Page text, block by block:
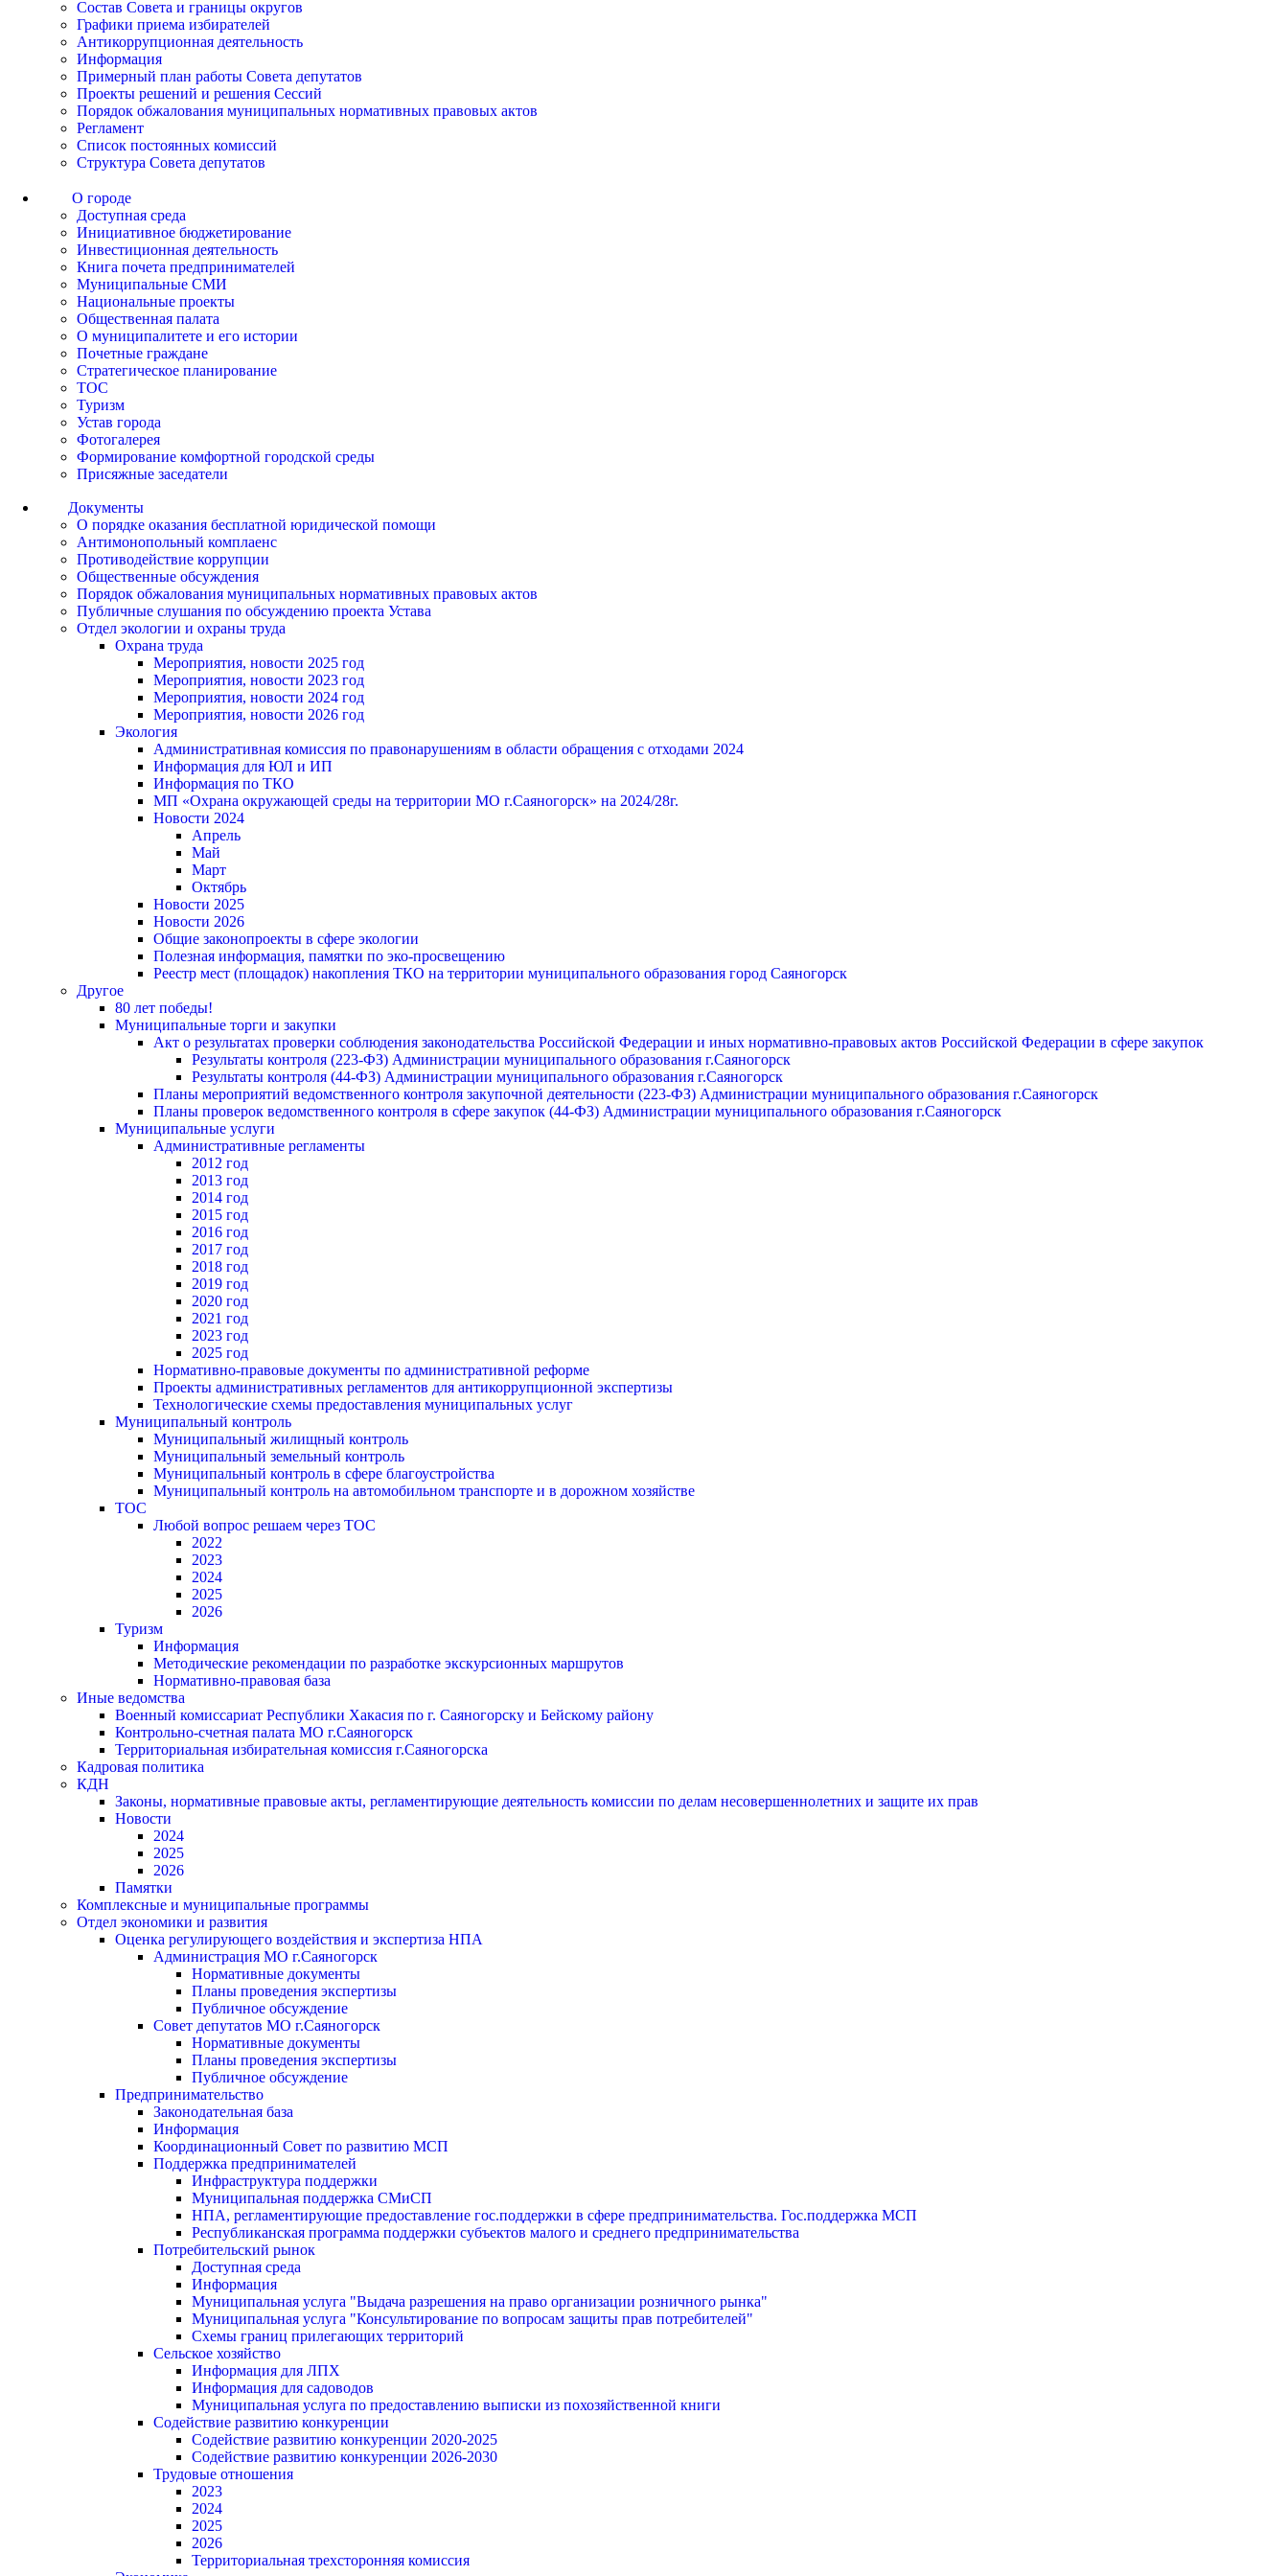
Состав Совета и границы округов
Графики приема избирателей
Антикоррупционная деятельность
Информация
Примерный план работы Совета депутатов
Проекты решений и решения Сессий
Порядок обжалования муниципальных нормативных правовых актов
Регламент
Список постоянных комиссий
Структура Совета депутатов
О городе
Доступная среда
Инициативное бюджетирование
Инвестиционная деятельность
Книга почета предпринимателей
Муниципальные СМИ
Национальные проекты
Общественная палата
О муниципалитете и его истории
Почетные граждане
Стратегическое планирование
ТОС
Туризм
Устав города
Фотогалерея
Формирование комфортной городской среды
Присяжные заседатели
Документы
О порядке оказания бесплатной юридической помощи
Антимонопольный комплаенс
Противодействие коррупции
Общественные обсуждения
Порядок обжалования муниципальных нормативных правовых актов
Публичные слушания по обсуждению проекта Устава
Отдел экологии и охраны труда
Охрана труда
Мероприятия, новости 2025 год
Мероприятия, новости 2023 год
Мероприятия, новости 2024 год
Мероприятия, новости 2026 год
Экология
Административная комиссия по правонарушениям в области обращения с отходами 2024
Информация для ЮЛ и ИП
Информация по ТКО
МП «Охрана окружающей среды на территории МО г.Саяногорск» на 2024/28г.
Новости 2024
Апрель
Май
Март
Октябрь
Новости 2025
Новости 2026
Общие законопроекты в сфере экологии
Полезная информация, памятки по эко-просвещению
Реестр мест (площадок) накопления ТКО на территории муниципального образования город Саяногорск
Другое
80 лет победы!
Муниципальные торги и закупки
Акт о результатах проверки соблюдения законодательства Российской Федерации и иных нормативно-правовых актов Российской Федерации в сфере закупок
Результаты контроля (223-ФЗ) Администрации муниципального образования г.Саяногорск
Результаты контроля (44-ФЗ) Администрации муниципального образования г.Саяногорск
Планы мероприятий ведомственного контроля закупочной деятельности (223-ФЗ) Администрации муниципального образования г.Саяногорск
Планы проверок ведомственного контроля в сфере закупок (44-ФЗ) Администрации муниципального образования г.Саяногорск
Муниципальные услуги
Административные регламенты
2012 год
2013 год
2014 год
2015 год
2016 год
2017 год
2018 год
2019 год
2020 год
2021 год
2023 год
2025 год
Нормативно-правовые документы по административной реформе
Проекты административных регламентов для антикоррупционной экспертизы
Технологические схемы предоставления муниципальных услуг
Муниципальный контроль
Муниципальный жилищный контроль
Муниципальный земельный контроль
Муниципальный контроль в сфере благоустройства
Муниципальный контроль на автомобильном транспорте и в дорожном хозяйстве
ТОС
Любой вопрос решаем через ТОС
2022
2023
2024
2025
2026
Туризм
Информация
Методические рекомендации по разработке экскурсионных маршрутов
Нормативно-правовая база
Иные ведомства
Военный комиссариат Республики Хакасия по г. Саяногорску и Бейскому району
Контрольно-счетная палата МО г.Саяногорск
Территориальная избирательная комиссия г.Саяногорска
Кадровая политика
КДН
Законы, нормативные правовые акты, регламентирующие деятельность комиссии по делам несовершеннолетних и защите их прав
Новости
2024
2025
2026
Памятки
Комплексные и муниципальные программы
Отдел экономики и развития
Оценка регулирующего воздействия и экспертиза НПА
Администрация МО г.Саяногорск
Нормативные документы
Планы проведения экспертизы
Публичное обсуждение
Совет депутатов МО г.Саяногорск
Нормативные документы
Планы проведения экспертизы
Публичное обсуждение
Предпринимательство
Законодательная база
Информация
Координационный Совет по развитию МСП
Поддержка предпринимателей
Инфраструктура поддержки
Муниципальная поддержка СМиСП
НПА, регламентирующие предоставление гос.поддержки в сфере предпринимательства. Гос.поддержка МСП
Республиканская программа поддержки субъектов малого и среднего предпринимательства
Потребительский рынок
Доступная среда
Информация
Муниципальная услуга "Выдача разрешения на право организации розничного рынка"
Муниципальная услуга "Консультирование по вопросам защиты прав потребителей"
Схемы границ прилегающих территорий
Сельское хозяйство
Информация для ЛПХ
Информация для садоводов
Муниципальная услуга по предоставлению выписки из похозяйственной книги
Содействие развитию конкуренции
Содействие развитию конкуренции 2020-2025
Содействие развитию конкуренции 2026-2030
Трудовые отношения
2023
2024
2025
2026
Территориальная трехсторонняя комиссия